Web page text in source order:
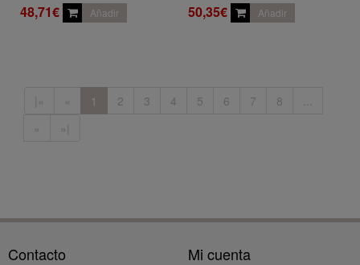
48,71€ Añadir 50,35€ Añadir
|« « 1 2 3 4 5 6 7 8
...
»
»|
Contacto Mi cuenta